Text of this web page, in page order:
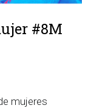
#8M
mujeres